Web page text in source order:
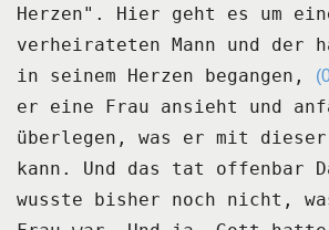
Herzen".
Hier geht es um
verheirateten Mann und der
in seinem Herzen begangen,
er eine Frau ansieht und
überlegen, was er mit dieser
kann.
Und das tat offenbar
wusste bisher noch nicht,